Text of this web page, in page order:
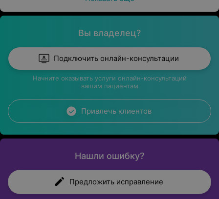
Вы владелец?
Подключить онлайн-консультации
Начните оказывать услуги онлайн-консультаций
вашим пациентам
Привлечь клиентов
Нашли ошибку?
Предложить исправление